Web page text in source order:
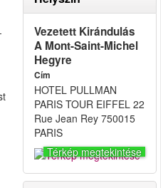
Vezetett Kirándulás
A Mont-Saint-Michel
Hegyre
Cím
HOTEL PULLMAN
PARIS TOUR EIFFEL 22
Rue Jean Rey 750015
PARIS
Térkép megtekintése